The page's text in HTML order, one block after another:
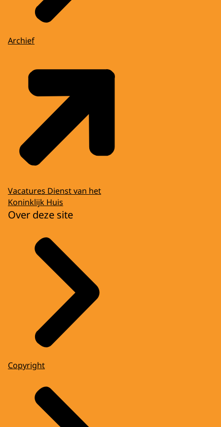
Archief
Vacatures Dienst van het
Koninklijk Huis
Over deze site
Copyright